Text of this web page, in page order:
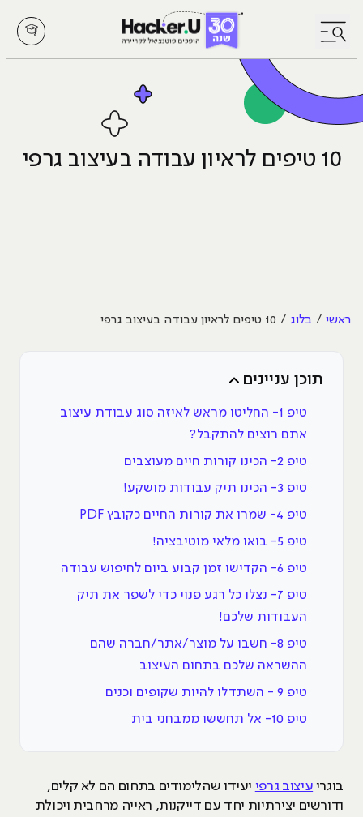
לחץ לפתיחת/סגירת תפריט
10 טיפים לראיון עבודה בעיצוב גרפי
ראשי בלוג 10 טיפים לראיון עבודה בעיצוב גרפי
תוכן עניינים
טיפ 1- החליטו מראש לאיזה סוג עבודת עיצוב
אתם רוצים להתקבל?
טיפ 2- הכינו קורות חיים מעוצבים
טיפ 3- הכינו תיק עבודות מושקע!
טיפ 4- שמרו את קורות החיים כקובץ PDF
טיפ 5- בואו מלאי מוטיבציה!
טיפ 6- הקדישו זמן קבוע ביום לחיפוש עבודה
טיפ 7- נצלו כל רגע פנוי כדי לשפר את תיק
העבודות שלכם!
טיפ 8- חשבו על מוצר/אתר/חברה שהם
ההשראה שלכם בתחום העיצוב
טיפ 9 - השתדלו להיות שקופים וכנים
טיפ 10- אל תחששו ממבחני בית
בוגרי עיצוב גרפי יעידו שהלימודים בתחום הם לא קלים,
ודורשים יצירתיות יחד עם דייקנות, ראייה מרחבית ויכולת